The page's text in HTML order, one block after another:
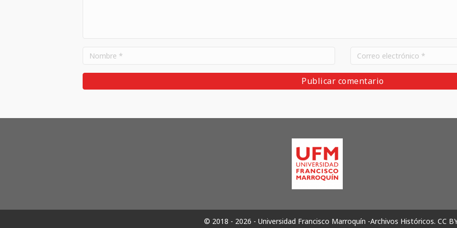
© 2018 - 2026 - Universidad Francisco Marroquín -Archivos Históricos. CC